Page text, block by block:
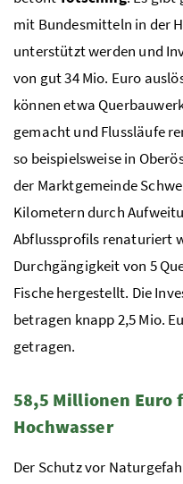
mit Bundesmitteln in der
unterstützt werden und
von gut 34 Mio. Euro
können etwa
gemacht und Flussläufe
so beispielsweise in
der Marktgemeinde
Kilometern durch
Abflussprofils renaturiert
Durchgängigkeit von 5
Fische hergestellt. Die
betragen knapp 2,5 Mio.
getragen.
58,5 Millionen Euro
Hochwasser
Der Schutz vor